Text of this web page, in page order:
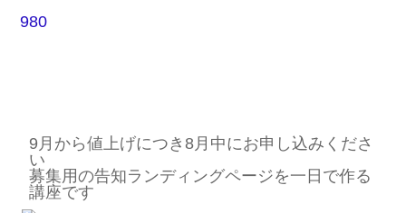
980
9月から値上げにつき8月中にお申し込みくださ
い
募集用の告知ランディングページを一日で作る
講座です